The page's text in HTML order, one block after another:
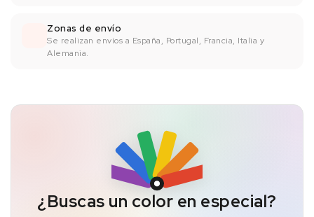
Zonas de envío
Se realizan envíos a España, Portugal, Francia, Italia y
Alemania.
¿Buscas un color en especial?